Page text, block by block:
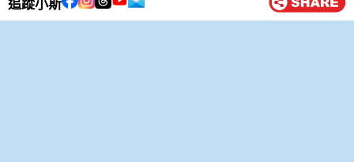
HK$50千色店購物禮券！